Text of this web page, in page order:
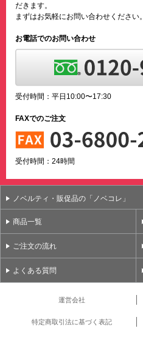
だきます。
まずはお気軽にお問い合わせください。
お電話でのお問い合わせ
受付時間：平日10:00〜17:30
FAXでのご注文
受付時間：24時間
ノベルティ・販促品の「ノベコレ」
商品一覧
ご注文の流れ
よくある質問
運営会社
特定商取引法に基づく表記